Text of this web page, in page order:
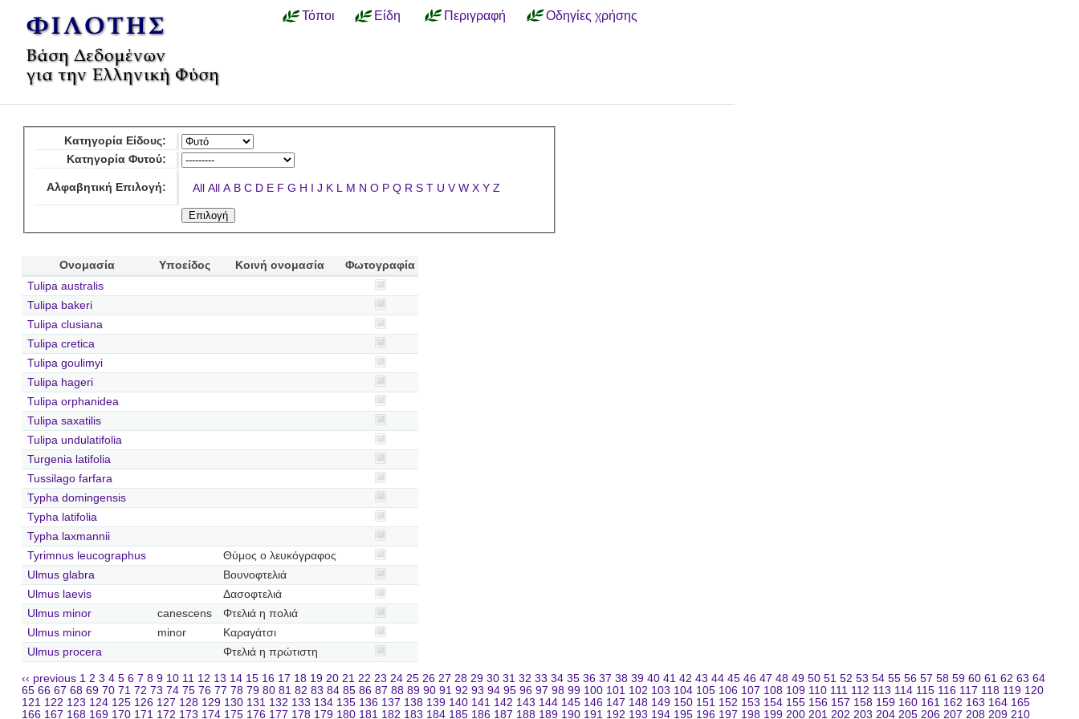
Τόποι Είδη Περιγραφή Οδηγίες χρήσης
Κατηγορία Είδους:
Κατηγορία Φυτού:
Αλφαβητική Επιλογή: All All A B C D E F G H I J K L M N O P Q R S T U V W X Y Z
Ονομασία Υποείδος Κοινή ονομασία
Φωτογραφία
Tulipa australis
Tulipa bakeri
Tulipa clusiana
Tulipa cretica
Tulipa goulimyi
Tulipa hageri
Tulipa orphanidea
Tulipa saxatilis
Tulipa undulatifolia
Turgenia latifolia
Tussilago farfara
Typha domingensis
Typha latifolia
Typha laxmannii
Tyrimnus leucographus
Θύμος ο λευκόγραφος
Ulmus glabra
Βουνοφτελιά
Ulmus laevis
Δασοφτελιά
Ulmus minor
canescens
Φτελιά η πολιά
Ulmus minor
minor
Καραγάτσι
Ulmus procera
Φτελιά η πρώτιστη
‹‹ previous 1 2 3 4 5 6 7 8 9 10 11 12 13 14 15 16 17 18 19 20 21 22 23 24 25 26 27 28 29 30 31 32 33 34 35 36 37 38 39 40 41 42 43 44 45 46 47 48 49 50 51 52 53 54 55 56 57 58 59 60 61 62 63 64
65 66 67 68 69 70 71 72 73 74 75 76 77 78 79 80 81 82 83 84 85 86 87 88 89 90 91 92 93 94 95 96 97 98 99 100 101 102 103 104 105 106 107 108 109 110 111 112 113 114 115 116 117 118 119 120
121 122 123 124 125 126 127 128 129 130 131 132 133 134 135 136 137 138 139 140 141 142 143 144 145 146 147 148 149 150 151 152 153 154 155 156 157 158 159 160 161 162 163 164 165
166 167 168 169 170 171 172 173 174 175 176 177 178 179 180 181 182 183 184 185 186 187 188 189 190 191 192 193 194 195 196 197 198 199 200 201 202 203 204 205 206 207 208 209 210